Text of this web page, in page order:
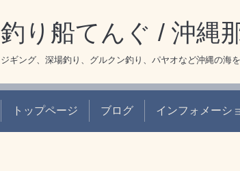
釣り船てんぐ / 沖縄
ジギング、深場釣り、グルクン釣り、パヤオなど沖縄の海を
トップページ ブログ インフォメーシ